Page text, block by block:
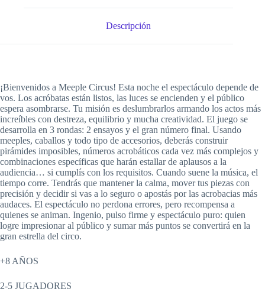
Descripción
¡Bienvenidos a Meeple Circus! Esta noche el espectáculo depende de
vos. Los acróbatas están listos, las luces se encienden y el público
espera asombrarse. Tu misión es deslumbrarlos armando los actos más
increíbles con destreza, equilibrio y mucha creatividad. El juego se
desarrolla en 3 rondas: 2 ensayos y el gran número final. Usando
meeples, caballos y todo tipo de accesorios, deberás construir
pirámides imposibles, números acrobáticos cada vez más complejos y
combinaciones específicas que harán estallar de aplausos a la
audiencia… si cumplís con los requisitos. Cuando suene la música, el
tiempo corre. Tendrás que mantener la calma, mover tus piezas con
precisión y decidir si vas a lo seguro o apostás por las acrobacias más
audaces. El espectáculo no perdona errores, pero recompensa a
quienes se animan. Ingenio, pulso firme y espectáculo puro: quien
logre impresionar al público y sumar más puntos se convertirá en la
gran estrella del circo.
+8 AÑOS
2-5 JUGADORES